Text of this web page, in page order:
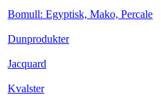
Bomull: Egyptisk, Mako, Percale
Dunprodukter
Jacquard
Kvalster